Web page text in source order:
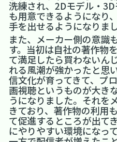
洗練され、2Dモデル・
も用意できるようになり
手を出せるようになりまし
また、メーカー側の意識
す。当初は自社の著作物
て満足したら買わないん
れる風潮が強かったと思
信文化が育ってきて、プ
画視聴というものが大き
うになりました。それを
きており、著作物の利用
て促進するところが出て
にやりやすい環境になっ